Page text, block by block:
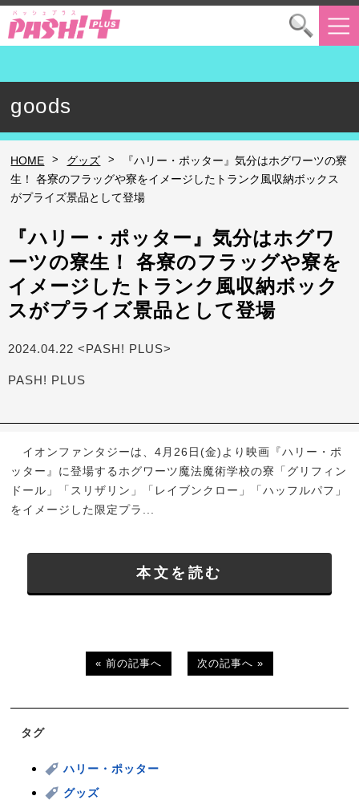
goods
HOME > グッズ >
『ハリー・ポッター』気分はホグワーツの寮
生！ 各寮のフラッグや寮をイメージしたトランク風収納ボックス
がプライズ景品として登場
『ハリー・ポッター』気分はホグワ
ーツの寮生！ 各寮のフラッグや寮を
イメージしたトランク風収納ボック
スがプライズ景品として登場
2024.04.22 <PASH! PLUS>
PASH! PLUS
イオンファンタジーは、4月26日(金)より映画『ハリー・ポ
ッター』に登場するホグワーツ魔法魔術学校の寮「グリフィン
ドール」「スリザリン」「レイブンクロー」「ハッフルパフ」
をイメージした限定プラ...
本文を読む
« 前の記事へ 次の記事へ »
タグ
ハリー・ポッター
グッズ